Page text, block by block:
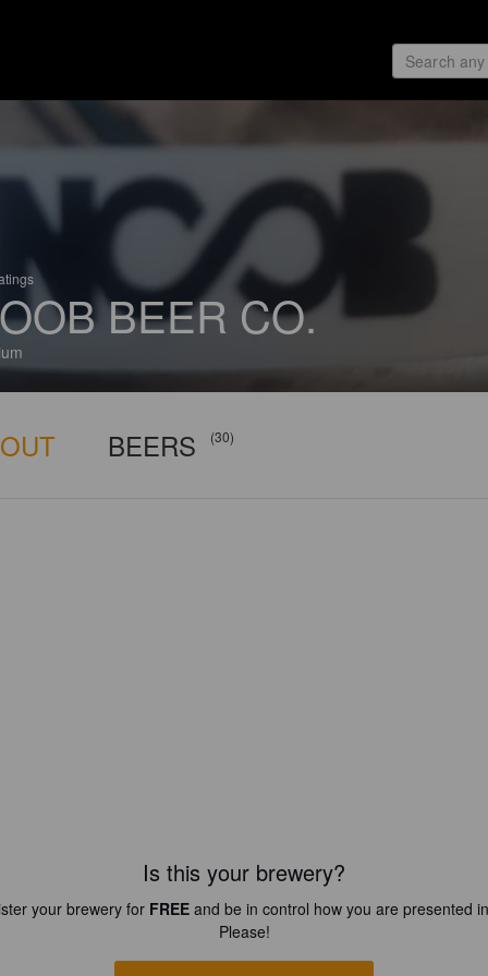
BEER CO.
BEERS (30)
Is this your brewery?
your brewery for FREEand be in control how you are presented
Please!